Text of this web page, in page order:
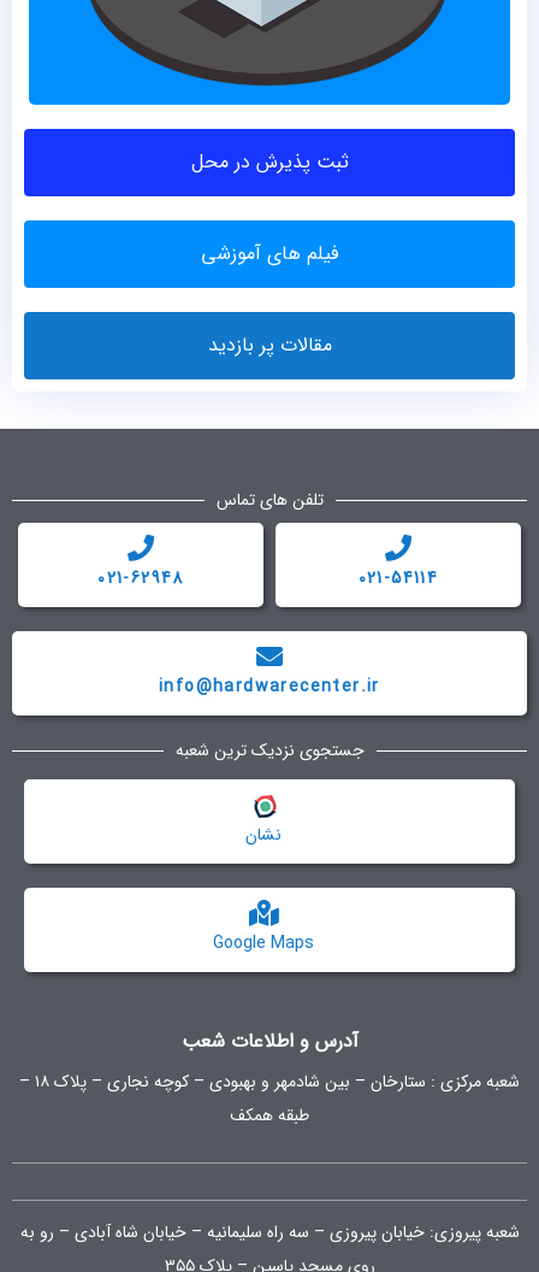
ثبت پذیرش در محل
فیلم های آموزشی
مقالات پر بازدید
آدرس و اطلاعات شعب
شعبه مرکزی :
ستارخان – بین شادمهر و بهبودی – کوچه نجاری – پلاک ۱۸ –
طبقه همکف
شعبه پیروزی: خیابان پیروزی – سه راه سلیمانیه – خیابان شاه آبادی – رو به
روی مسجد یاسین – پلاک ۳۵۵
تلفن های تماس
021-54114
021-62948
info@hardwarecenter.ir
جستجوی نزدیک ترین شعبه
Google Maps
نشان